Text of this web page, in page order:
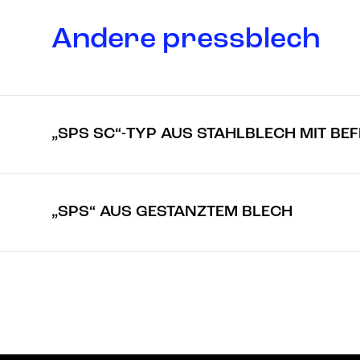
Andere pressblech
„SPS SC“-TYP AUS STAHLBLECH MIT
„SPS“ AUS GESTANZTEM BLECH